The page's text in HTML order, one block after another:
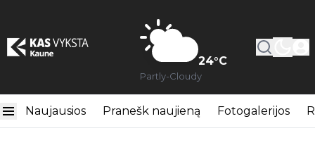
24°C
Partly-Cloudy
Naujausios Pranešk naujieną Fotogalerijos